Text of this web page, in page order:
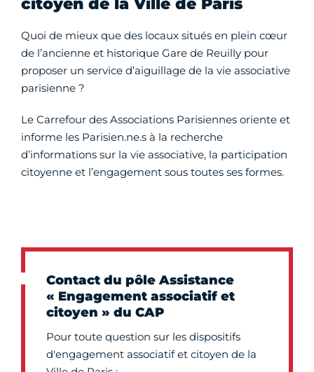
citoyen de la Ville de Paris
Quoi de mieux que des locaux situés en plein cœur
de l’ancienne et historique Gare de Reuilly pour
proposer un service d’aiguillage de la vie associative
parisienne ?
Le Carrefour des Associations Parisiennes oriente et
informe les Parisien.ne.s à la recherche
d’informations sur la vie associative, la participation
citoyenne et l’engagement sous toutes ses formes.
Contact du pôle Assistance
« Engagement associatif et
citoyen » du CAP
Pour toute question sur les dispositifs
d'engagement associatif et citoyen de la